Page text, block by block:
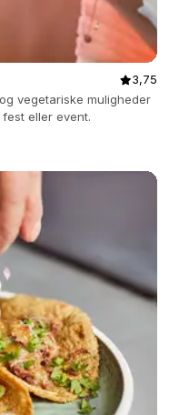
3,75
vegetariske muligheder
eller event.